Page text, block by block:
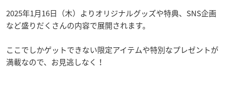
2025年1月16日（木）よりオリジナルグッズや特典、SNS企画
など盛りだくさんの内容で展開されます。
ここでしかゲットできない限定アイテムや特別なプレゼントが
満載なので、お見逃しなく！